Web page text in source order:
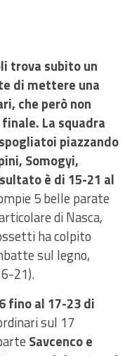
trova subito un
di mettere una
che però non
La squadra
piazzando
Somogyi,
è di 15-21 al
5 belle parate
di Nasca,
ha colpito
sul legno,
21).
fino al 17-23 di
sul 17
Savcenco e